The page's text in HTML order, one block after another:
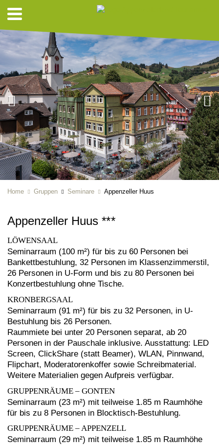
Home Gruppen Seminare Appenzeller Huus
Appenzeller Huus ***
LÖWENSAAL
Seminarraum (100 m²) für bis zu 60 Personen bei
Bankettbestuhlung, 32 Personen im Klassenzimmerstil,
26 Personen in U-Form und bis zu 80 Personen bei
Konzertbestuhlung ohne Tische.
KRONBERGSAAL
Seminarraum (91 m²) für bis zu 32 Personen, in U-
Bestuhlung bis 26 Personen.
Raummiete bei unter 20 Personen separat, ab 20
Personen in der Pauschale inklusive. Ausstattung: LED
Screen, ClickShare (statt Beamer), WLAN, Pinnwand,
Flipchart, Moderatorenkoffer sowie Schreibmaterial.
Weitere Materialien gegen Aufpreis verfügbar.
GRUPPENRÄUME – GONTEN
Seminarraum (23 m²) mit teilweise 1.85 m Raumhöhe
für bis zu 8 Personen in Blocktisch-Bestuhlung.
GRUPPENRÄUME – APPENZELL
Seminarraum (29 m²) mit teilweise 1.85 m Raumhöhe